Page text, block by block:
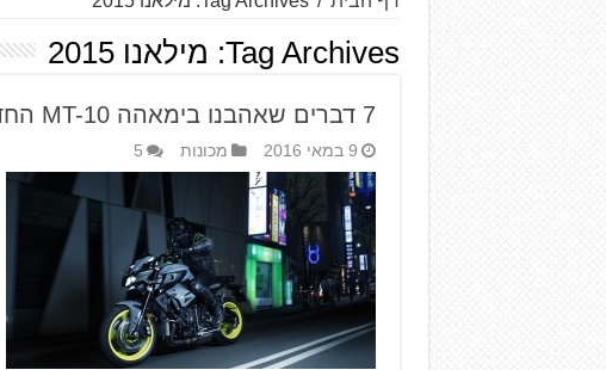
Tag Archives: מילאנו 2015
7 דברים שאהבנו בימאהה MT-10 החדש
9 במאי 2016 מכונות 5